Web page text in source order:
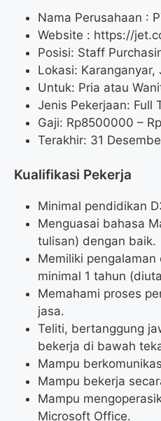
Nama Perusahaan :
Website : https://
Posisi: Staff
Lokasi: Karanganyar,
Untuk: Pria atau
Jenis Pekerjaan: Full
Gaji: Rp8500000 – Rp
Terakhir: 31
Kualifikasi Pekerja
Minimal pendidikan
Menguasai bahasa
tulisan) dengan baik.
Memiliki
minimal 1 tahun
Memahami proses
jasa.
Teliti, bertanggung
bekerja di bawah
Mampu
Mampu bekerja
Mampu
Microsoft Office.